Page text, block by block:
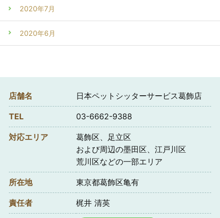
2020年7月
2020年6月
店舗名 日本ペットシッターサービス葛飾店
TEL 03-6662-9388
対応エリア
葛飾区、足立区
および周辺の墨田区、江戸川区
荒川区などの一部エリア
所在地 東京都葛飾区亀有
責任者 梶井 清英